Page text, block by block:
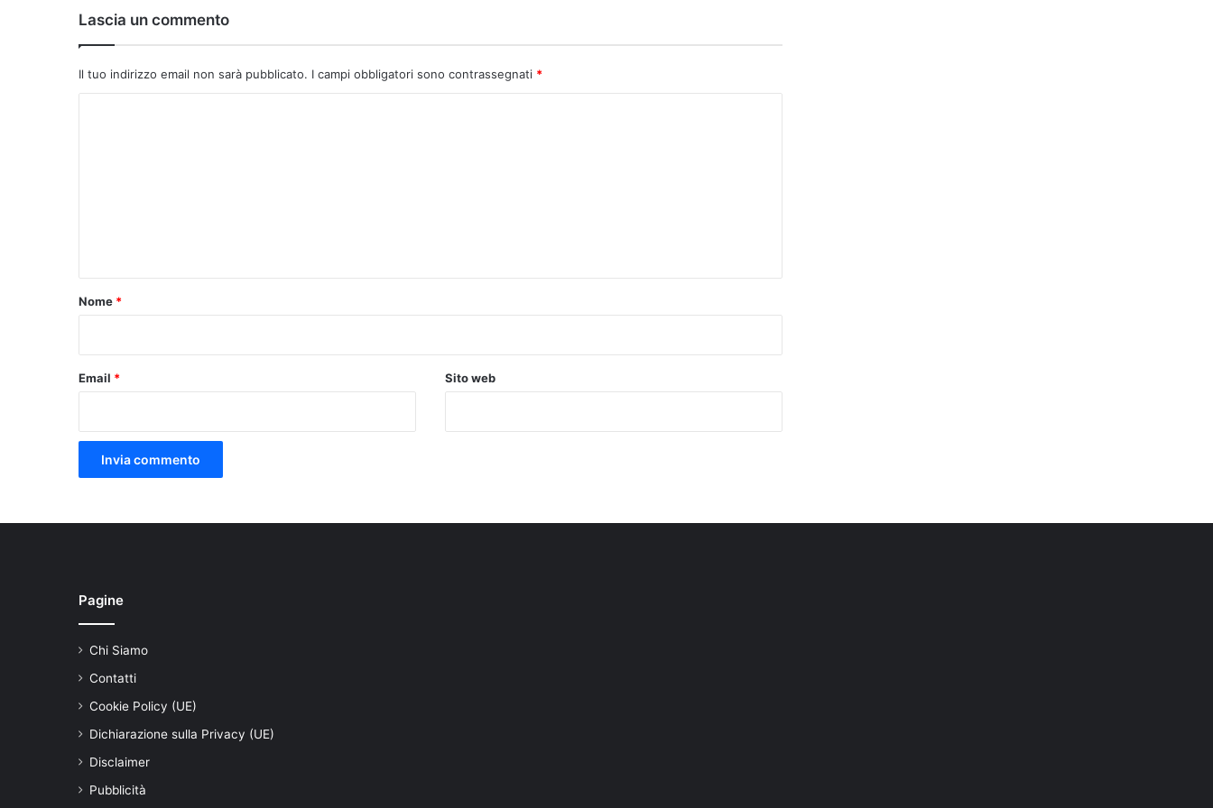
Lascia un commento
Il tuo indirizzo email non sarà pubblicato. I campi obbligatori sono contrassegnati *
o
Nome *
Email * Sito web
Pagine
Chi Siamo
Contatti
Cookie Policy (UE)
Dichiarazione sulla Privacy (UE)
Disclaimer
Pubblicità